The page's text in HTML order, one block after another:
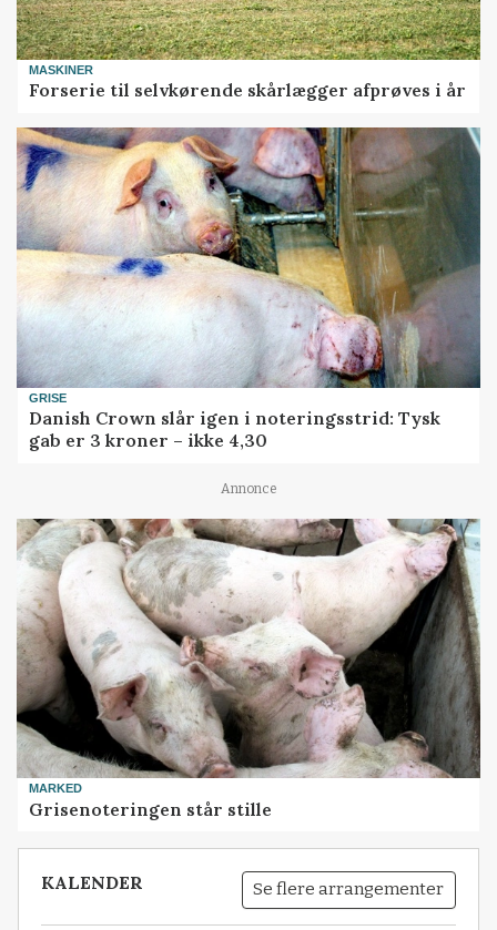
MASKINER
Forserie til selvkørende skårlægger afprøves i år
GRISE
Danish Crown slår igen i noteringsstrid: Tysk
gab er 3 kroner – ikke 4,30
Annonce
MARKED
Grisenoteringen står stille
KALENDER Se flere arrangementer